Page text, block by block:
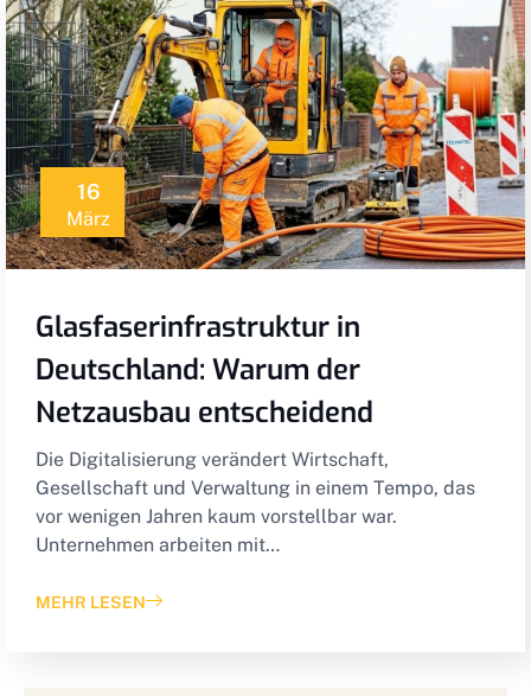
16
März
Glasfaserinfrastruktur in
Deutschland: Warum der
Netzausbau entscheidend
Die Digitalisierung verändert Wirtschaft,
Gesellschaft und Verwaltung in einem Tempo, das
vor wenigen Jahren kaum vorstellbar war.
Unternehmen arbeiten mit…
MEHR LESEN